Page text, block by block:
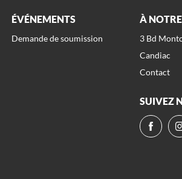
ÉVÉNEMENTS
Demande de soumission
À
3 Bd
Candiac
Contact
SUIVEZ